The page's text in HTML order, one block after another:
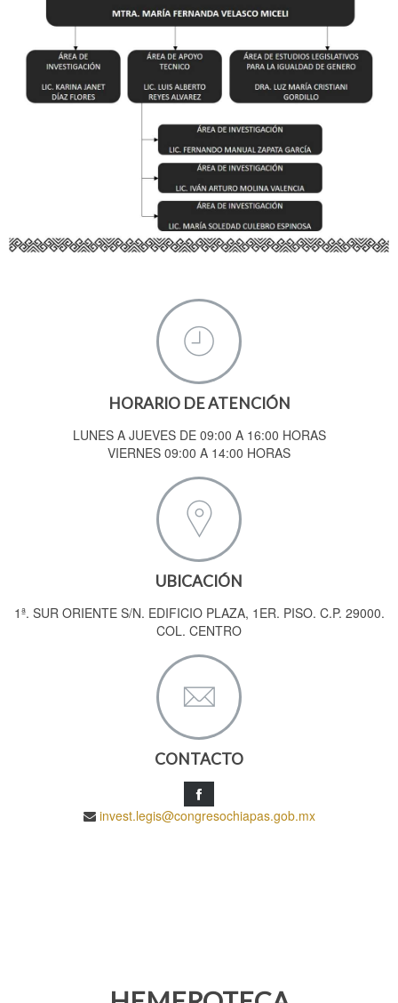
HORARIO DE ATENCIÓN
LUNES A JUEVES DE 09:00 A 16:00 HORAS
VIERNES 09:00 A 14:00 HORAS
UBICACIÓN
1ª. SUR ORIENTE S/N. EDIFICIO PLAZA, 1ER. PISO. C.P. 29000.
COL. CENTRO
CONTACTO
invest.legis@congresochiapas.gob.mx